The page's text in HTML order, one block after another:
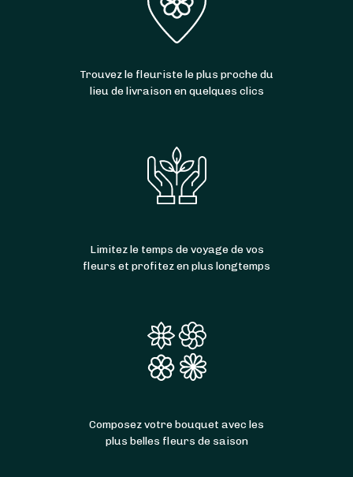
Trouvez le fleuriste le plus proche du
lieu de livraison en quelques clics
Limitez le temps de voyage de vos
fleurs et profitez en plus longtemps
Composez votre bouquet avec les
plus belles fleurs de saison